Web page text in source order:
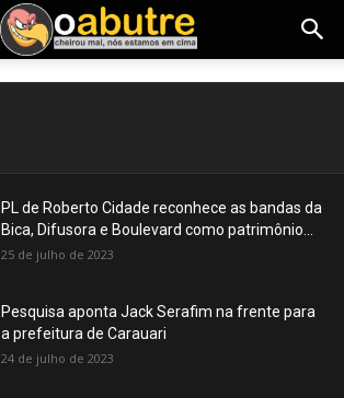
PL de Roberto Cidade reconhece as bandas da
Bica, Difusora e Boulevard como patrimônio...
25 de julho de 2023
Pesquisa aponta Jack Serafim na frente para
a prefeitura de Carauari
24 de julho de 2023